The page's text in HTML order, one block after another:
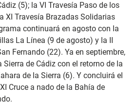
(5); la VI Travesía Paso de los
XI Travesía Brazadas Solidarias
continuará en agosto con la
La Línea (9 de agosto) y la II
Fernando (22). Ya en septiembre,
de Cádiz con el retorno de la
de la Sierra (6). Y concluirá el
Cruce a nado de la Bahía de